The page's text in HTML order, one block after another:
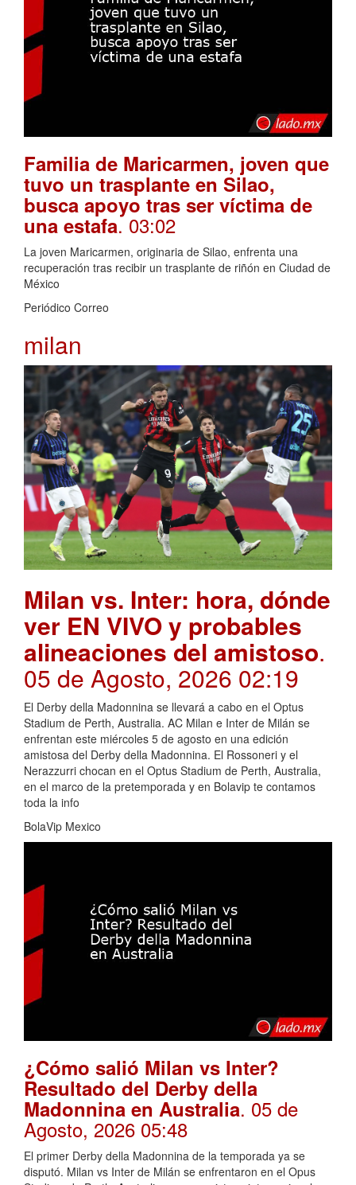
Familia de Maricarmen, joven que
tuvo un trasplante en Silao,
busca apoyo tras ser víctima de
una estafa. 03:02
La joven Maricarmen, originaria de Silao, enfrenta una
recuperación tras recibir un trasplante de riñón en Ciudad de
México
Periódico Correo
milan
Milan vs. Inter: hora, dónde
ver EN VIVO y probables
alineaciones del amistoso.
05 de Agosto, 2026 02:19
El Derby della Madonnina se llevará a cabo en el Optus
Stadium de Perth, Australia. AC Milan e Inter de Milán se
enfrentan este miércoles 5 de agosto en una edición
amistosa del Derby della Madonnina. El Rossoneri y el
Nerazzurri chocan en el Optus Stadium de Perth, Australia,
en el marco de la pretemporada y en Bolavip te contamos
toda la info
BolaVip Mexico
¿Cómo salió Milan vs Inter?
Resultado del Derby della
Madonnina en Australia. 05 de
Agosto, 2026 05:48
El primer Derby della Madonnina de la temporada ya se
disputó. Milan vs Inter de Milán se enfrentaron en el Opus